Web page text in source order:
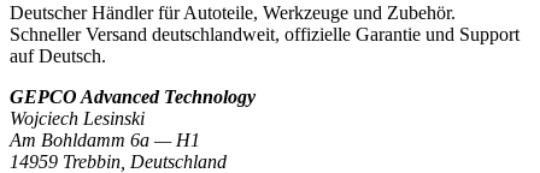
Deutscher Händler für Autoteile, Werkzeuge und Zubehör.
Schneller Versand deutschlandweit, offizielle Garantie und Support
auf Deutsch.
GEPCO Advanced Technology
Wojciech Lesinski
Am Bohldamm 6a — H1
14959 Trebbin Deutschland